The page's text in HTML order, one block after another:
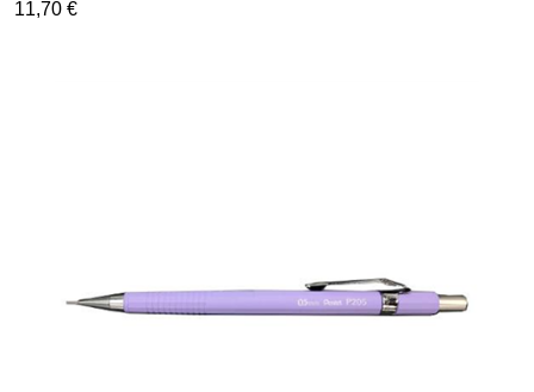
11,70 €